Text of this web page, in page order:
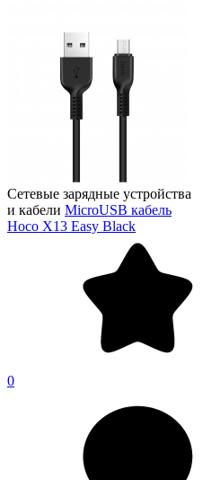
Сетевые зарядные устройства
и кабели MicroUSB кабель
Hoco X13 Easy Black
0